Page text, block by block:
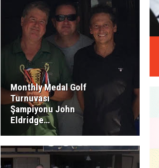
Monthly Medal Golf
Turnuvası
Şampiyonu John
Eldridge…